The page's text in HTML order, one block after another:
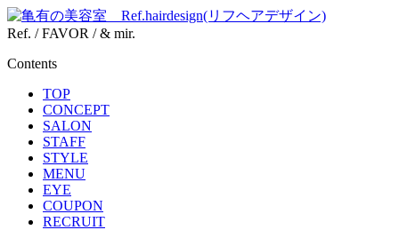
Ref. / FAVOR / & mir.
Contents
TOP
CONCEPT
SALON
STAFF
STYLE
MENU
EYE
COUPON
RECRUIT